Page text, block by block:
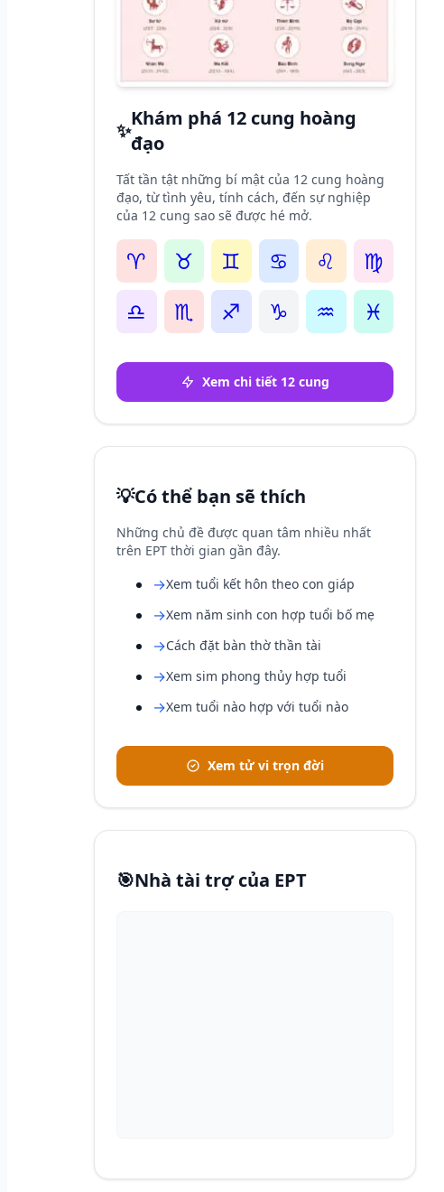
✨
Khám phá 12 cung hoàng
đạo
Tất tần tật những bí mật của 12 cung hoàng
đạo, từ tình yêu, tính cách, đến sự nghiệp
của 12 cung sao sẽ được hé mở.
♈ ♉ ♊ ♋ ♌
♍
♎
♏ ♐ ♑ ♒ ♓
Xem chi tiết 12 cung
💡Có thể bạn sẽ thích
Những chủ đề được quan tâm nhiều nhất
trên EPT thời gian gần đây.
→Xem tuổi kết hôn theo con giáp
→Xem năm sinh con hợp tuổi bố mẹ
→Cách đặt bàn thờ thần tài
→Xem sim phong thủy hợp tuổi
→Xem tuổi nào hợp với tuổi nào
Xem tử vi trọn đời
🎯Nhà tài trợ của EPT